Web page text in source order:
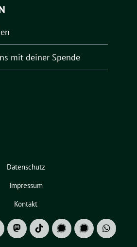
mit deiner Spende
Datenschutz
Impressum
Kontakt